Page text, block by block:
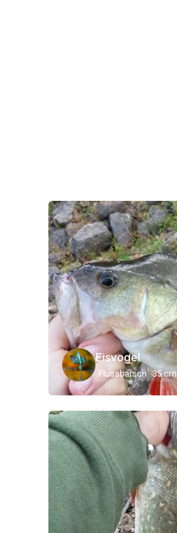
Eisvogel
Flussbarsch 35 cm